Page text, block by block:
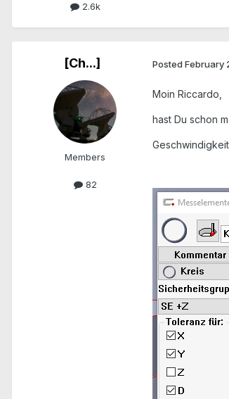
2.6k
[Ch...]
Members
82
Posted February
Moin Riccardo,
hast Du schon